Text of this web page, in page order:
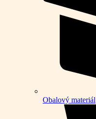
Obalový materiál